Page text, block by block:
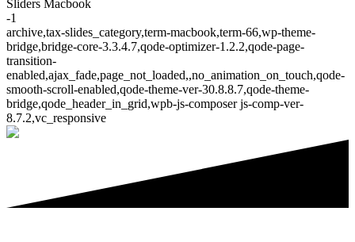
Sliders Macbook
-1
archive,tax-slides_category,term-macbook,term-66,wp-theme-
bridge,bridge-core-3.3.4.7,qode-optimizer-1.2.2,qode-page-
transition-
enabled,ajax_fade,page_not_loaded,,no_animation_on_touch,qode-
smooth-scroll-enabled,qode-theme-ver-30.8.8.7,qode-theme-
bridge,qode_header_in_grid,wpb-js-composer js-comp-ver-
8.7.2,vc_responsive